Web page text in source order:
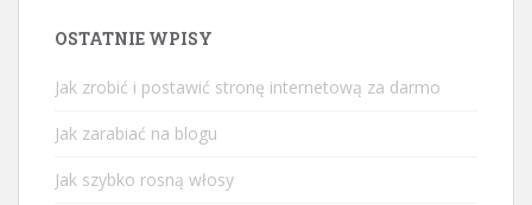
OSTATNIE WPISY
Jak zrobić i postawić stronę internetową za darmo
Jak zarabiać na blogu
Jak szybko rosną włosy